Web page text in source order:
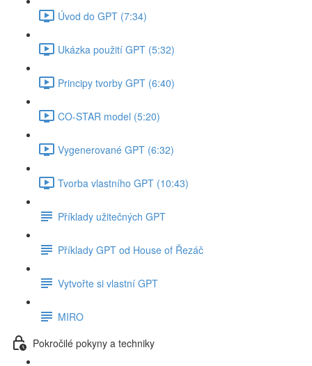
Úvod do GPT (7:34)
Ukázka použití GPT (5:32)
Principy tvorby GPT (6:40)
CO-STAR model (5:20)
Vygenerované GPT (6:32)
Tvorba vlastního GPT (10:43)
Příklady užitečných GPT
Příklady GPT od House of Řezáč
Vytvořte si vlastní GPT
MIRO
Pokročilé pokyny a techniky